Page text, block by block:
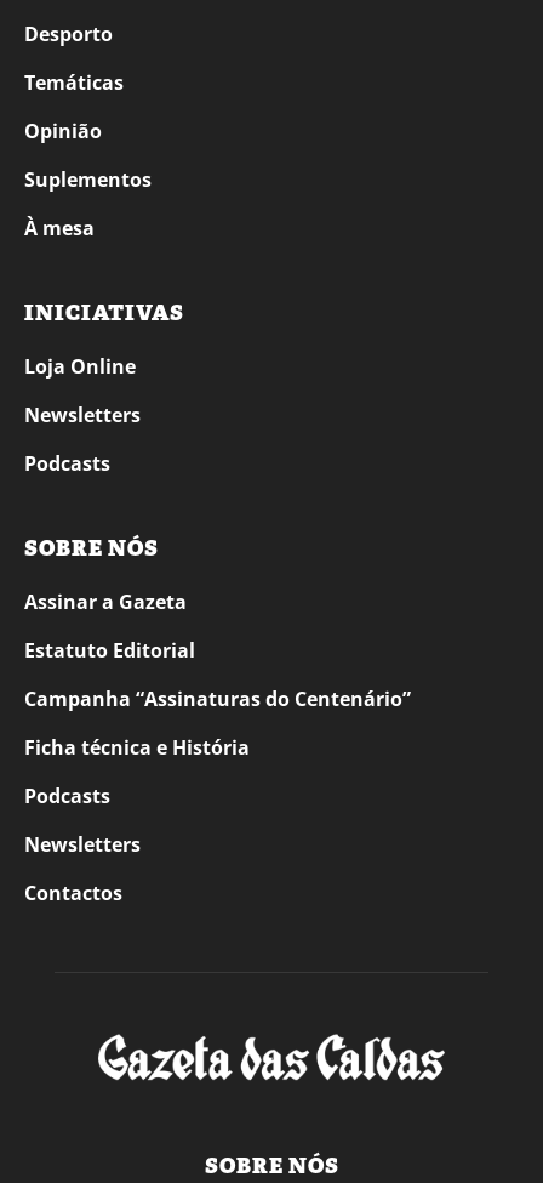
Desporto
Temáticas
Opinião
Suplementos
À mesa
INICIATIVAS
Loja Online
Newsletters
Podcasts
SOBRE NÓS
Assinar a Gazeta
Estatuto Editorial
Campanha “Assinaturas do Centenário”
Ficha técnica e História
Podcasts
Newsletters
Contactos
SOBRE NÓS